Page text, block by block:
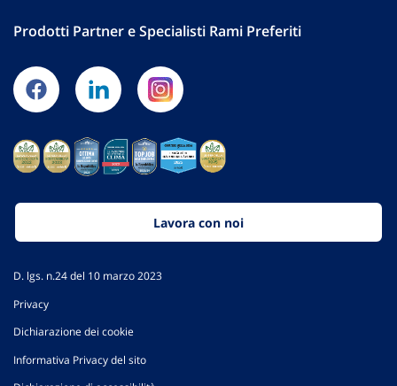
Prodotti Partner e Specialisti Rami Preferiti
Lavora con noi
D. lgs. n.24 del 10 marzo 2023
Privacy
Dichiarazione dei cookie
Informativa Privacy del sito